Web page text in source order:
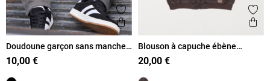
Ajouter aux favoris
Aperçu rapide
Doudoune garçon sans manches
(XXS-M)
10,00 €
Blouson à capuche ébène
garçon (XXS-M)
20,00 €